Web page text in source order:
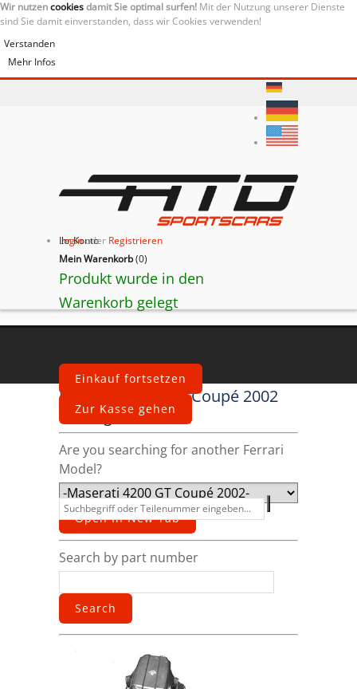
Wir nutzencookiesdamit Sie optimal surfen! Mit der Nutzung unserer Dienste
sind Sie damit einverstanden, dass wir Cookies verwenden!
Verstanden
Mehr Infos
Ihr Konto
Loginoder Registrieren
Mein Warenkorb(0)
Produkt wurde in den
Warenkorb gelegt
Einkauf fortsetzen
Zur Kasse gehen
Maserati
4200 GT Coupé 2002
catalog
Are you searching for another Ferrari
Model?
Search by part number